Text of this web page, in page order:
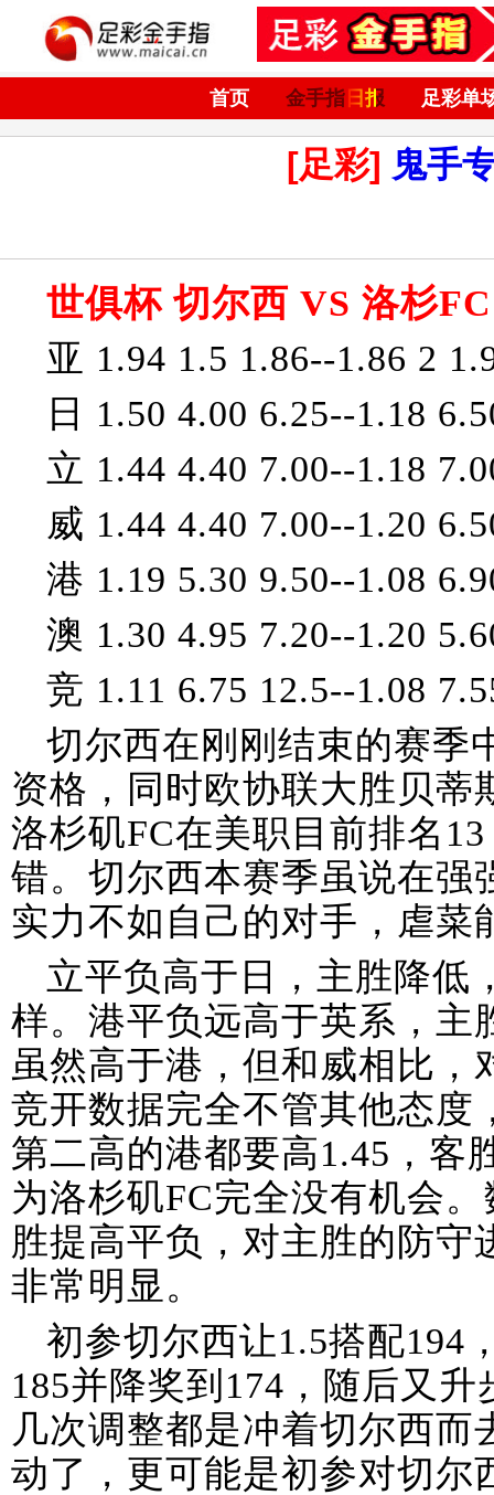
首页 金手指日报 足彩单
[足彩] 鬼手
世俱杯 切尔西 VS 洛杉
亚 1.94 1.5 1.86--1.86 2
日 1.50 4.00 6.25--1.18
立 1.44 4.40 7.00--1.18
威 1.44 4.40 7.00--1.20
港 1.19 5.30 9.50--1.08
澳 1.30 4.95 7.20--1.20
竞 1.11 6.75 12.5--1.08
切尔西在刚刚结束的赛季
资格，同时欧协联大胜贝蒂
洛杉矶FC在美职目前排名
错。切尔西本赛季虽说在强
实力不如自己的对手，虐菜
立平负高于日，主胜降低
样。港平负远高于英系，主
虽然高于港，但和威相比
竞开数据完全不管其他态度
第二高的港都要高1.45，客
为洛杉矶FC完全没有机会
胜提高平负，对主胜的防
非常明显。
初参切尔西让1.5搭配194
185并降奖到174，随后又
几次调整都是冲着切尔西
动了，更可能是初参对切尔